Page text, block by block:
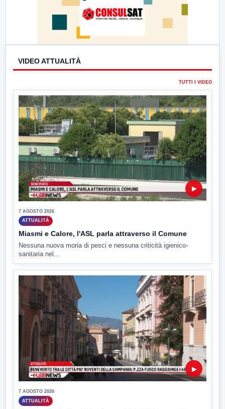
VIDEO ATTUALITÀ
TUTTI I VIDEO
▶
7 AGOSTO 2026
ATTUALITÀ
Miasmi e Calore, l'ASL parla attraverso il Comune
Nessuna nuova moria di pesci e nessuna criticità igienico-
sanitaria nel...
▶
7 AGOSTO 2026
ATTUALITÀ